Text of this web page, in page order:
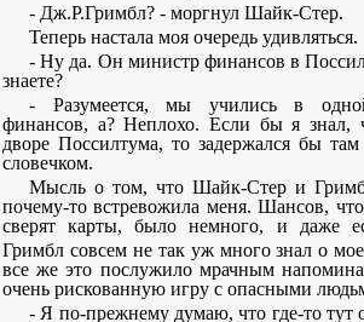
- Дж.Р.Гримбл? - моргнул Шайк-Стер.
Теперь настала моя очередь удивляться.
- Ну да. Он министр финансов в
знаете?
- Разумеется, мы учились в
финансов, а? Неплохо. Если бы я знал,
дворе Поссилтума, то задержался бы
словечком.
Мысль о том, что Шайк-Стер и
почему-то встревожила меня. Шансов,
сверят карты, было немного, и даже
Гримбл совсем не так уж много знал о
все же это послужило мрачным
очень рискованную игру с опасными
- Я по-прежнему думаю, что где-то тут